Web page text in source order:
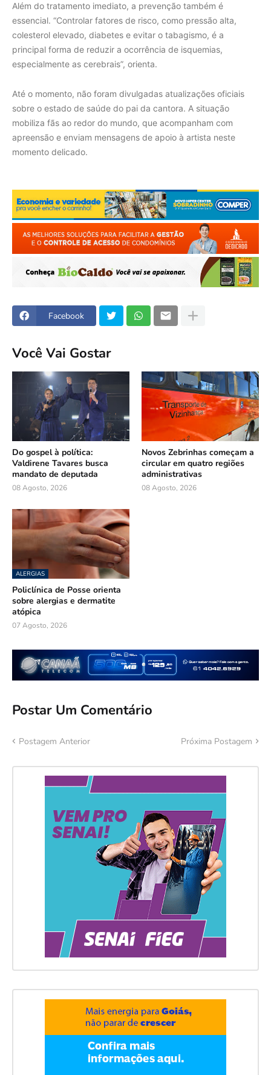
Além do tratamento imediato, a prevenção também é
essencial. “Controlar fatores de risco, como pressão alta,
colesterol elevado, diabetes e evitar o tabagismo, é a
principal forma de reduzir a ocorrência de isquemias,
especialmente as cerebrais”, orienta.
Até o momento, não foram divulgadas atualizações oficiais
sobre o estado de saúde do pai da cantora. A situação
mobiliza fãs ao redor do mundo, que acompanham com
apreensão e enviam mensagens de apoio à artista neste
momento delicado.
Facebook
Você Vai Gostar
Do gospel à política:
Valdirene Tavares busca
mandato de deputada
08 Agosto, 2026
Novos Zebrinhas começam a
circular em quatro regiões
administrativas
08 Agosto, 2026
ALERGIAS
Policlínica de Posse orienta
sobre alergias e dermatite
atópica
07 Agosto, 2026
Postar Um Comentário
Postagem Anterior Próxima Postagem